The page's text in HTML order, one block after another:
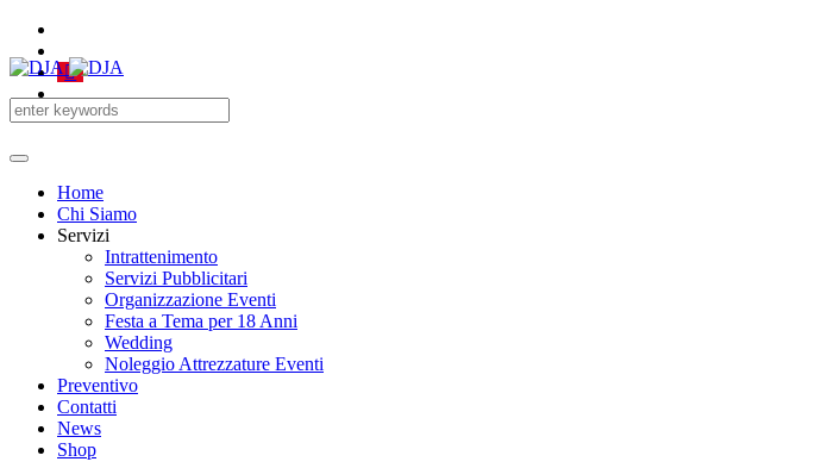
Home
Chi Siamo
Servizi
Intrattenimento
Servizi Pubblicitari
Organizzazione Eventi
Festa a Tema per 18 Anni
Wedding
Noleggio Attrezzature Eventi
Preventivo
Contatti
News
Shop